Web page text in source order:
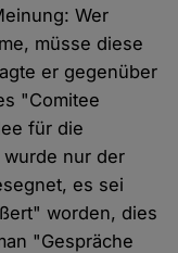
Wer
müsse diese
er gegenüber
"Comitee
für die
nur der
es sei
worden, dies
"Gespräche